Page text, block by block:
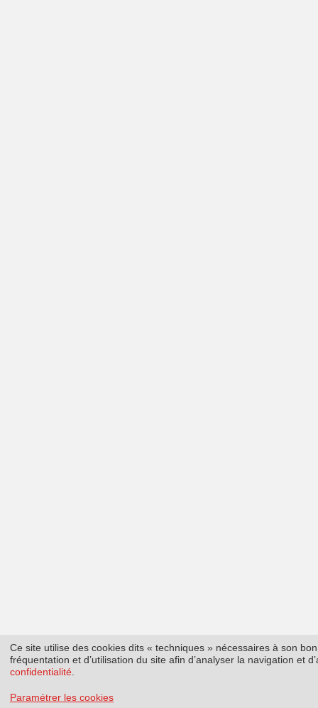
Ce site utilise des cookies dits « techniques » nécessaires à son
fréquentation et d’utilisation du site afin d’analyser la navigation et
confidentialité
Paramétrer les cookies